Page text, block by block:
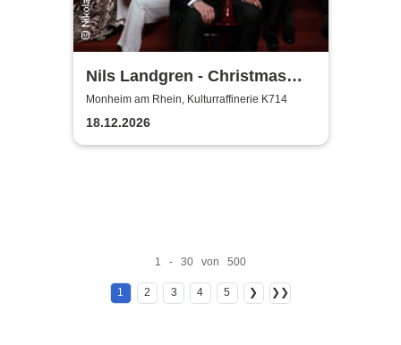
Nils Landgren - Christmas
With My Friends
Monheim am Rhein, Kulturraffinerie K714
18.12.2026
1 - 30 von 500
1 2 3 4 5 ❯ ❯❯